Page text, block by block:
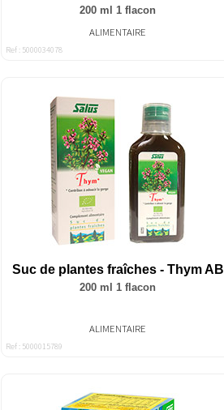
200 ml 1 flacon
ALIMENTAIRE
Ref : 5000034078
Suc de plantes fraîches - Thym AB
200 ml 1 flacon
ALIMENTAIRE
Ref : 5000015789